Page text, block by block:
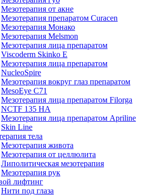
Мезотерапия от акне
Мезотерапия препаратом Curacen
Мезотерапия Монако
Мезотерапия Melsmon
Мезотерапия лица препаратом
Viscoderm Skinko E
Мезотерапия лица препаратом
NucleoSpire
Мезотерапия вокруг глаз препаратом
MesoEye С71
Мезотерапия лица препаратом Filorga
NCTF 135 HA
Мезотерапия лица препаратом Apriline
Skin Line
тела
Мезотерапия живота
Мезотерапия от целлюлита
Липолитическая мезотерапия
Мезотерапия рук
лифтинг
Нити под глаза